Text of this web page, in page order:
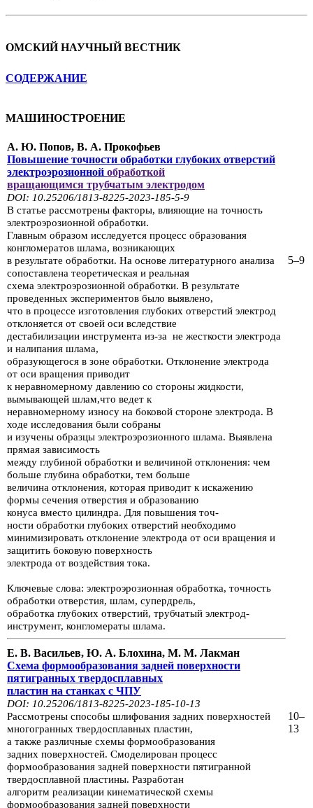
ОМСКИЙ НАУЧНЫЙ ВЕСТНИК
СОДЕРЖАНИЕ
МАШИНОСТРОЕНИЕ
А. Ю. Попов, В. А. Прокофьев
Повышение точности обработки глубоких отверстий
электроэрозионной обработкой
вращающимся трубчатым электродом
DOI: 10.25206/1813-8225-2023-185-5-9
В статье рассмотрены факторы, влияющие на точность
электроэрозионной обработки.
Главным образом исследуется процесс образования
конгломе­ратов шлама, возникающих
в результате обработки. На основе литературно­го анализа
сопоставлена теоретическая и реальная
схема электроэрозионной обработки. В результате
проведенных экспериментов было выявлено,
что в процессе изготовления глубоких отверстий электрод
отклоняется от своей оси вследствие
дестабилизации инструмента из-за не жесткости электрода
и налипания шлама,
образующегося в зоне обработки. Отклонение электро­да
от оси вращения приводит
к неравномерному давлению со стороны жид­кости,
вымывающей шлам,что ведет к
неравномерному износу на боковой стороне электрода. В
ходе исследования были собраны
и изучены образцы электроэрозионного шлама. Выявлена
прямая зависимость
между глубиной обработки и величиной отклонения: чем
больше глубина обработки, тем больше
величина отклонения, которая приводит к искажению
формы сече­ния отверстия и образованию
конуса вместо цилиндра. Для повышения точ­
ности обработки глубоких отверстий необходимо
минимизировать отклоне­ние электрода от оси вращения и
защитить боковую поверхность
электрода от воздействия тока.
Ключевые слова: электроэрозионная обработка, точность
обработки отвер­стия, шлам, супердрель,
обработка глубоких отверстий, трубчатый электрод-
инструмент, конгломераты шлама.
5–9
Е. В. Васильев, Ю. А. Блохина, М. М. Лакман
Схема формообразования задней поверхности
пятигранных твердосплавных
пластин на станках с ЧПУ
DOI: 10.25206/1813-8225-2023-185-10-13
Рассмотрены способы шлифования задних поверхностей
многогранных твер­досплавных пластин,
а также различные схемы формообразования
задних поверхностей. Смоделирован процесс
формообразования задней поверхно­сти пятигранной
твердосплавной пластины. Разработан
алгоритм реализации кинематической схемы
формообразования задней поверхности
10–
13